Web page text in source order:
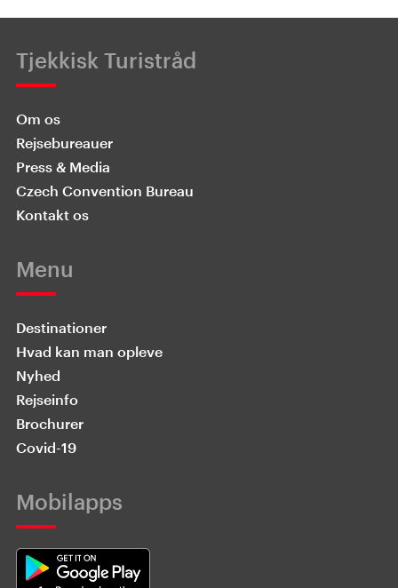
Tjekkisk Turistråd
Om os
Rejsebureauer
Press & Media
Czech Convention Bureau
Kontakt os
Menu
Destinationer
Hvad kan man opleve
Nyhed
Rejseinfo
Brochurer
Covid-19
Mobilapps